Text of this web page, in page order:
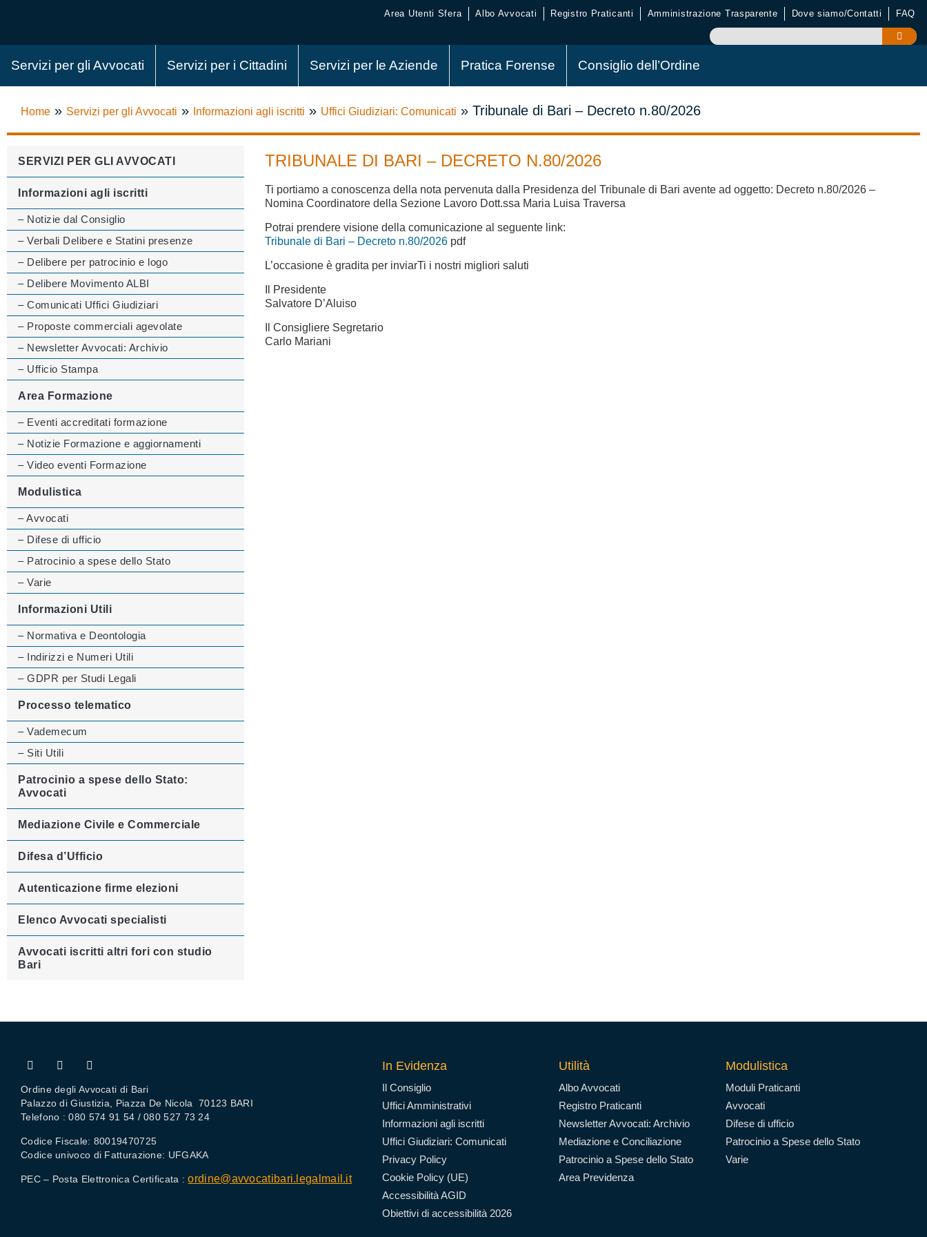
Area Utenti Sfera Albo Avvocati Registro Praticanti Amministrazione Trasparente Dove siamo/Contatti FAQ
Servizi per gli Avvocati Servizi per i Cittadini Servizi per le Aziende Pratica Forense Consiglio dell’Ordine
Home » Servizi per gli Avvocati » Informazioni agli iscritti » Uffici Giudiziari: Comunicati » Tribunale di Bari – Decreto n.80/2026
SERVIZI PER GLI AVVOCATI
Informazioni agli iscritti
– Notizie dal Consiglio
– Verbali Delibere e Statini presenze
– Delibere per patrocinio e logo
– Delibere Movimento ALBI
– Comunicati Uffici Giudiziari
– Proposte commerciali agevolate
– Newsletter Avvocati: Archivio
– Ufficio Stampa
Area Formazione
– Eventi accreditati formazione
– Notizie Formazione e aggiornamenti
– Video eventi Formazione
Modulistica
– Avvocati
– Difese di ufficio
– Patrocinio a spese dello Stato
– Varie
Informazioni Utili
– Normativa e Deontologia
– Indirizzi e Numeri Utili
– GDPR per Studi Legali
Processo telematico
– Vademecum
– Siti Utili
Patrocinio a spese dello Stato:
Avvocati
Mediazione Civile e Commerciale
Difesa d’Ufficio
Autenticazione firme elezioni
Elenco Avvocati specialisti
Avvocati iscritti altri fori con studio
Bari
TRIBUNALE DI BARI – DECRETO N.80/2026
Ti portiamo a conoscenza della nota pervenuta dalla Presidenza del Tribunale di Bari avente ad oggetto: Decreto n.80/2026 –
Nomina Coordinatore della Sezione Lavoro Dott.ssa Maria Luisa Traversa
Potrai prendere visione della comunicazione al seguente link:
Tribunale di Bari – Decreto n.80/2026 pdf
L’occasione è gradita per inviarTi i nostri migliori saluti
Il Presidente
Salvatore D’Aluiso
Il Consigliere Segretario
Carlo Mariani
Ordine degli Avvocati di Bari
Palazzo di Giustizia, Piazza De Nicola 70123 BARI
Telefono : 080 574 91 54 / 080 527 73 24
Codice Fiscale: 80019470725
Codice univoco di Fatturazione: UFGAKA
PEC – Posta Elettronica Certificata :ordine@avvocatibari.legalmail.it
In Evidenza
Il Consiglio
Uffici Amministrativi
Informazioni agli iscritti
Uffici Giudiziari: Comunicati
Privacy Policy
Cookie Policy (UE)
Accessibilità AGID
Obiettivi di accessibilità 2026
Utilità
Albo Avvocati
Registro Praticanti
Newsletter Avvocati: Archivio
Mediazione e Conciliazione
Patrocinio a Spese dello Stato
Area Previdenza
Modulistica
Moduli Praticanti
Avvocati
Difese di ufficio
Patrocinio a Spese dello Stato
Varie